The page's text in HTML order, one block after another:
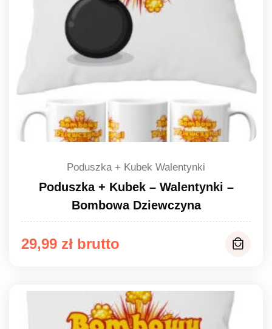
Poduszka + Kubek Walentynki
Poduszka + Kubek – Walentynki –
Bombowa Dziewczyna
29,99 zł